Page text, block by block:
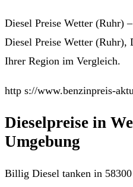
Diesel Preise Wetter (Ruhr)
Diesel Preise Wetter (Ruhr),
Ihrer Region im Vergleich.
http s://www.benzinpreis-
Dieselpreise in
Umgebung
Billig Diesel tanken in